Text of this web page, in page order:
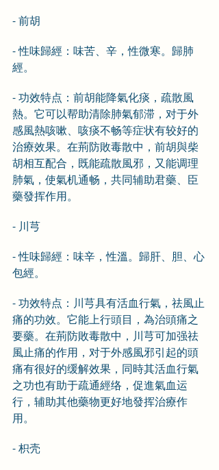
- 前胡
- 性味歸經：味苦、辛，性微寒。歸肺
經。
- 功效特点：前胡能降氣化痰，疏散風
熱。它可以帮助清除肺氣郁滞，对于外
感風熱咳嗽、咳痰不畅等症状有较好的
治療效果。在荊防敗毒散中，前胡與柴
胡相互配合，既能疏散風邪，又能调理
肺氣，使氣机通畅，共同辅助君藥、臣
藥發挥作用。
- 川芎
- 性味歸經：味辛，性溫。歸肝、胆、心
包經。
- 功效特点：川芎具有活血行氣，祛風止
痛的功效。它能上行頭目，為治頭痛之
要藥。在荊防敗毒散中，川芎可加强祛
風止痛的作用，对于外感風邪引起的頭
痛有很好的缓解效果，同時其活血行氣
之功也有助于疏通經络，促進氣血运
行，辅助其他藥物更好地發挥治療作
用。
- 枳壳